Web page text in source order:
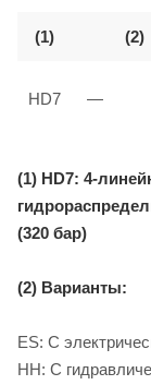
(1) (2)
HD7 —
(1) HD7: 4-
(320 бар)
(2) Варианты:
ES: С
HH: С